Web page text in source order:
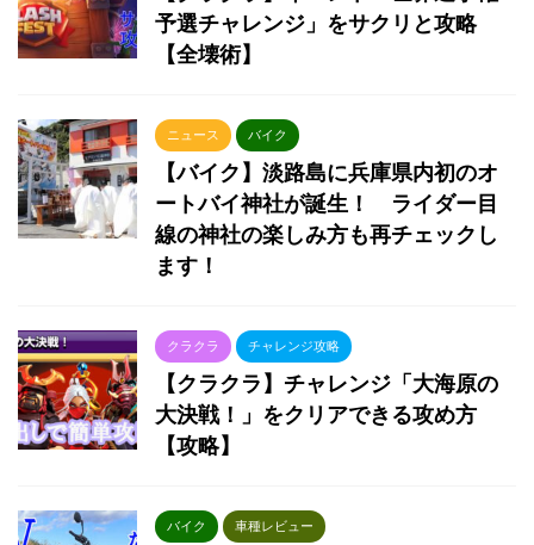
予選チャレンジ」をサクリと攻略
【全壊術】
ニュース バイク
【バイク】淡路島に兵庫県内初のオ
ートバイ神社が誕生！ ライダー目
線の神社の楽しみ方も再チェックし
ます！
クラクラ チャレンジ攻略
【クラクラ】チャレンジ「大海原の
大決戦！」をクリアできる攻め方
【攻略】
バイク 車種レビュー